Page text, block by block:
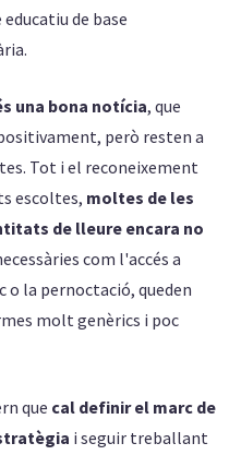
de base
una bona notícia, que
però resten a
Tot i el reconeixement
escoltes, moltes de les
de lleure encara no
com l'accés a
o la pernoctació, queden
molt genèrics i poc
que cal definir el marc de
i seguir treballant